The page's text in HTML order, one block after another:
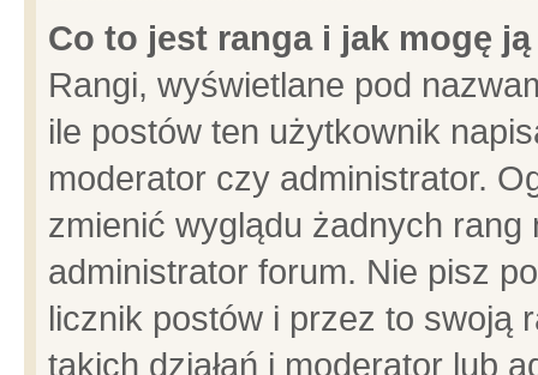
Co to jest ranga i jak mogę
Rangi, wyświetlane pod
ile postów ten użytkownik
moderator czy administrator.
zmienić wyglądu żadnych
administrator forum. Nie pisz
licznik postów i przez to swoją
takich działań i moderator lub